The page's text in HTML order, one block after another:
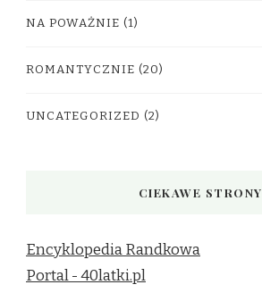
NA POWAŻNIE (1)
ROMANTYCZNIE (20)
UNCATEGORIZED (2)
CIEKAWE STRONY
Encyklopedia Randkowa
Portal - 40latki.pl